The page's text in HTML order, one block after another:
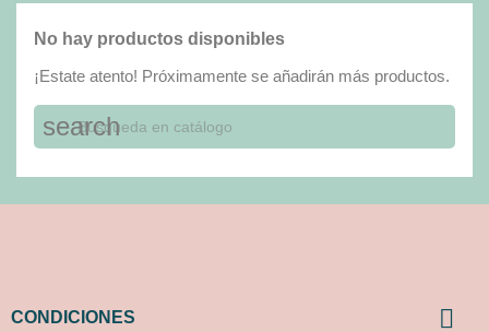
No hay productos disponibles
¡Estate atento! Próximamente se añadirán más productos.
search
CONDICIONES 